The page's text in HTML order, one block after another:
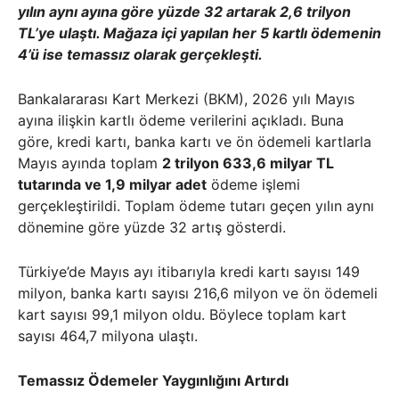
yılın aynı ayına göre yüzde 32 artarak 2,6 trilyon
TL’ye ulaştı. Mağaza içi yapılan her 5 kartlı ödemenin
4’ü ise temassız olarak gerçekleşti.
Bankalararası Kart Merkezi (BKM), 2026 yılı Mayıs
ayına ilişkin kartlı ödeme verilerini açıkladı. Buna
göre, kredi kartı, banka kartı ve ön ödemeli kartlarla
Mayıs ayında toplam 2 trilyon 633,6 milyar TL
tutarında ve 1,9 milyar adet ödeme işlemi
gerçekleştirildi. Toplam ödeme tutarı geçen yılın aynı
dönemine göre yüzde 32 artış gösterdi.
Türkiye’de Mayıs ayı itibarıyla kredi kartı sayısı 149
milyon, banka kartı sayısı 216,6 milyon ve ön ödemeli
kart sayısı 99,1 milyon oldu. Böylece toplam kart
sayısı 464,7 milyona ulaştı.
Temassız Ödemeler Yaygınlığını Artırdı